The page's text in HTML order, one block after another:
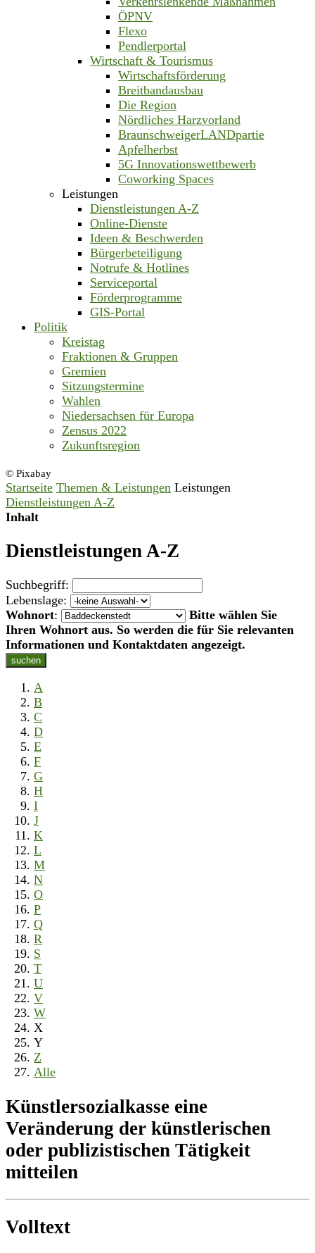
ÖPNV
Flexo
Pendlerportal
Wirtschaft & Tourismus
Wirtschaftsförderung
Breitbandausbau
Die Region
Nördliches Harzvorland
BraunschweigerLANDpartie
Apfelherbst
5G Innovationswettbewerb
Coworking Spaces
Leistungen
Dienstleistungen A-Z
Online-Dienste
Ideen & Beschwerden
Bürgerbeteiligung
Notrufe & Hotlines
Serviceportal
Förderprogramme
GIS-Portal
Politik
Kreistag
Fraktionen & Gruppen
Gremien
Sitzungstermine
Wahlen
Niedersachsen für Europa
Zensus 2022
Zukunftsregion
© Pixabay
Startseite Themen & Leistungen Leistungen
Dienstleistungen A-Z
Inhalt
Dienstleistungen A-Z
Suchbegriff:
Lebenslage:
Wohnort:
Bitte wählen Sie
Ihren Wohnort aus. So werden die für Sie relevanten
Informationen und Kontaktdaten angezeigt.
suchen
A
B
C
D
E
F
G
H
I
J
K
L
M
N
O
P
Q
R
S
T
U
V
W
X
Y
Z
Alle
Künstlersozialkasse eine
Veränderung der künstlerischen
oder publizistischen Tätigkeit
mitteilen
Volltext